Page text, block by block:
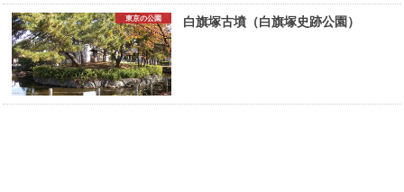
東京の公園 白旗塚古墳（白旗塚史跡公園）